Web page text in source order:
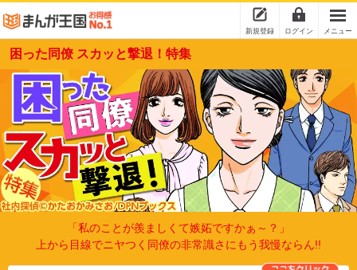
新規登録 ログイン メニュー
困った同僚 スカッと撃退！特集
「私のことが羨ましくて嫉妬ですかぁ～？」
上から目線でニヤつく同僚の非常識さにもう我慢ならん!!